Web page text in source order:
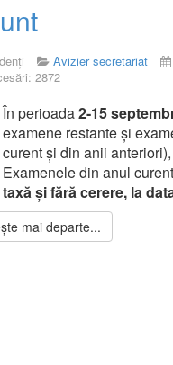
Avizier secretariat
2872
În perioada2-15
examene restante și
curent și din anii
Examenele din anul
taxăși fără cerere, la
mai departe...